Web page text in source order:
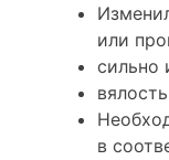
или
сильно
в